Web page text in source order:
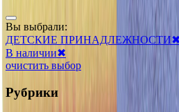
Вы выбрали:
ДЕТСКИЕ ПРИНАДЛЕЖНОСТИ✖
В наличии✖
очистить выбор
Рубрики